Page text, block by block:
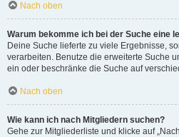
Nach oben
Warum bekomme ich bei der Suche eine
Deine Suche lieferte zu viele Ergebnisse,
verarbeiten. Benutze die erweiterte Suche
ein oder beschränke die Suche auf
Nach oben
Wie kann ich nach Mitgliedern suchen?
Gehe zur Mitgliederliste und klicke auf